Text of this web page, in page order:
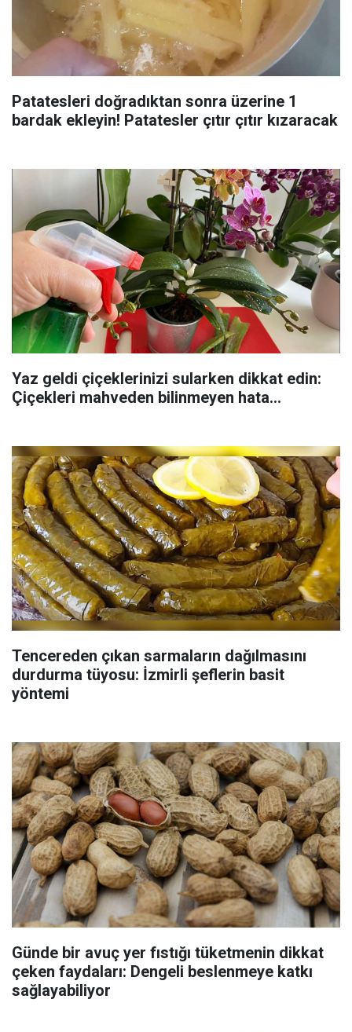
Patatesleri doğradıktan sonra üzerine 1
bardak ekleyin! Patatesler çıtır çıtır kızaracak
Yaz geldi çiçeklerinizi sularken dikkat edin:
Çiçekleri mahveden bilinmeyen hata...
Tencereden çıkan sarmaların dağılmasını
durdurma tüyosu: İzmirli şeflerin basit
yöntemi
Günde bir avuç yer fıstığı tüketmenin dikkat
çeken faydaları: Dengeli beslenmeye katkı
sağlayabiliyor